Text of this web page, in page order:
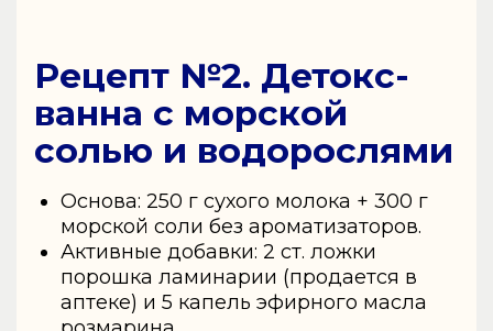
Рецепт №2. Детокс-
ванна с морской
солью и водорослями
Основа: 250 г сухого молока + 300 г
морской соли без ароматизаторов.
Активные добавки: 2 ст. ложки
порошка ламинарии (продается в
аптеке) и 5 капель эфирного масла